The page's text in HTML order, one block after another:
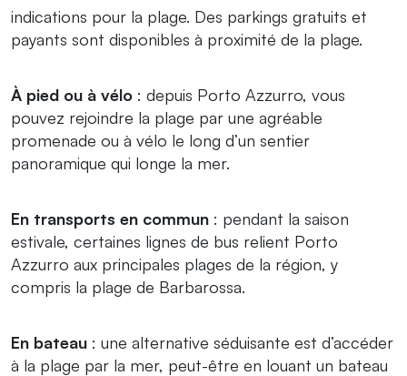
indications pour la plage. Des parkings gratuits et
payants sont disponibles à proximité de la plage.
À pied ou à vélo : depuis Porto Azzurro, vous
pouvez rejoindre la plage par une agréable
promenade ou à vélo le long d’un sentier
panoramique qui longe la mer.
En transports en commun : pendant la saison
estivale, certaines lignes de bus relient Porto
Azzurro aux principales plages de la région, y
compris la plage de Barbarossa.
En bateau : une alternative séduisante est d’accéder
à la plage par la mer, peut-être en louant un bateau